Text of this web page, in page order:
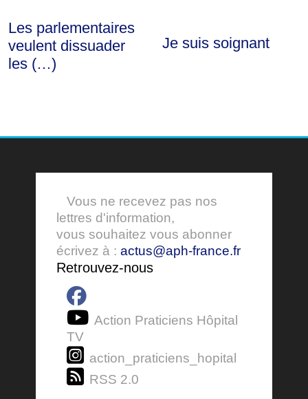
Les parlementaires
veulent dissuader
les (…)
Je suis soignant
Vous ne recevez pas nos
lettres d'information,
vous souhaitez vous abonner
écrivez à : actus@aph-france.fr
Retrouvez-nous
Action Praticiens Hôpital
TV
action_praticiens_hopital
RSS 2.0